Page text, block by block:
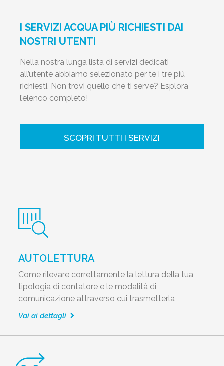
I SERVIZI ACQUA PIÙ RICHIESTI DAI
NOSTRI UTENTI
Nella nostra lunga lista di servizi dedicati
all’utente abbiamo selezionato per te i tre più
richiesti. Non trovi quello che ti serve? Esplora
l’elenco completo!
SCOPRI TUTTI I SERVIZI
AUTOLETTURA
Come rilevare correttamente la lettura della tua
tipologia di contatore e le modalità di
comunicazione attraverso cui trasmetterla
Vai ai dettagli